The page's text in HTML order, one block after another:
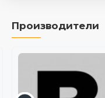
Производители